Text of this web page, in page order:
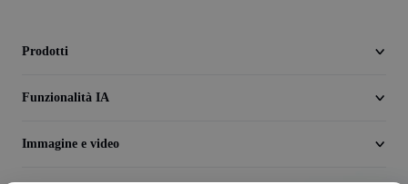
Prodotti
Funzionalità IA
Immagine e video